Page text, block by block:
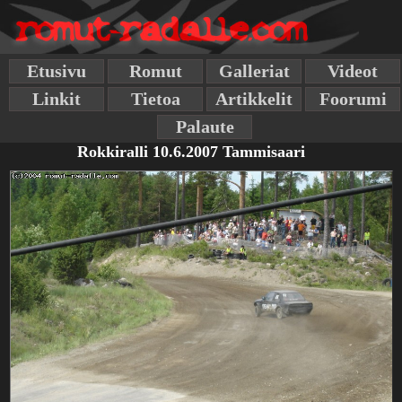
Etusivu Romut Galleriat
Videot
Linkit
Tietoa Artikkelit
Foorumi
Palaute
Rokkiralli 10.6.2007 Tammisaari